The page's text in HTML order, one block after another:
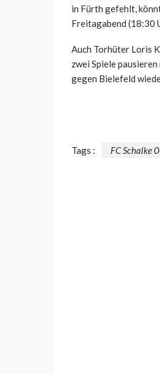
in Fürth gefehlt,
Freitagabend (18:30
Auch Torhüter Loris
zwei Spiele
gegen Bielefeld
Tags : FC Schalke